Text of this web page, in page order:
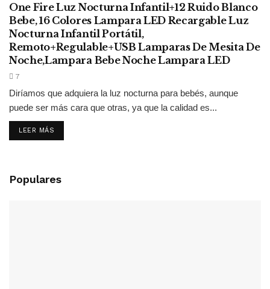
One Fire Luz Nocturna Infantil+12 Ruido Blanco
Bebe, 16 Colores Lampara LED Recargable Luz
Nocturna Infantil Portátil,
Remoto+Regulable+USB Lamparas De Mesita De
Noche,Lampara Bebe Noche Lampara LED
7
Diríamos que adquiera la luz nocturna para bebés, aunque
puede ser más cara que otras, ya que la calidad es...
LEER MÁS
Populares